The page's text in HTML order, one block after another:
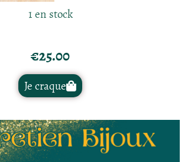
1 en stock
€25.00
Je craque